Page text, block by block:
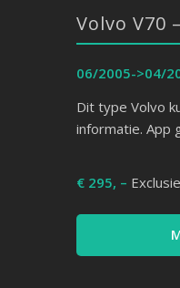
Volvo V70
06/2005->04/
Dit type Volvo
informatie. App
€ 295, –